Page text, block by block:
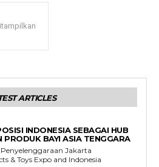
ARTICLES
INDONESIA SEBAGAI HUB
PRODUK BAYI ASIA TENGGARA
Jakarta
& Toys Expo and Indonesia